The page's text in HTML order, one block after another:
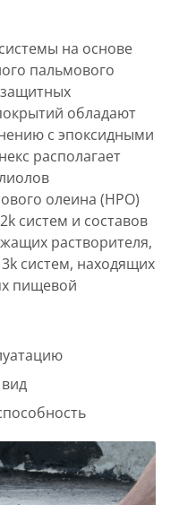
на основе
пальмового
обладают
с эпоксидными
располагает
олеина (HPO)
систем и составов
растворителя,
систем, находящих
пищевой